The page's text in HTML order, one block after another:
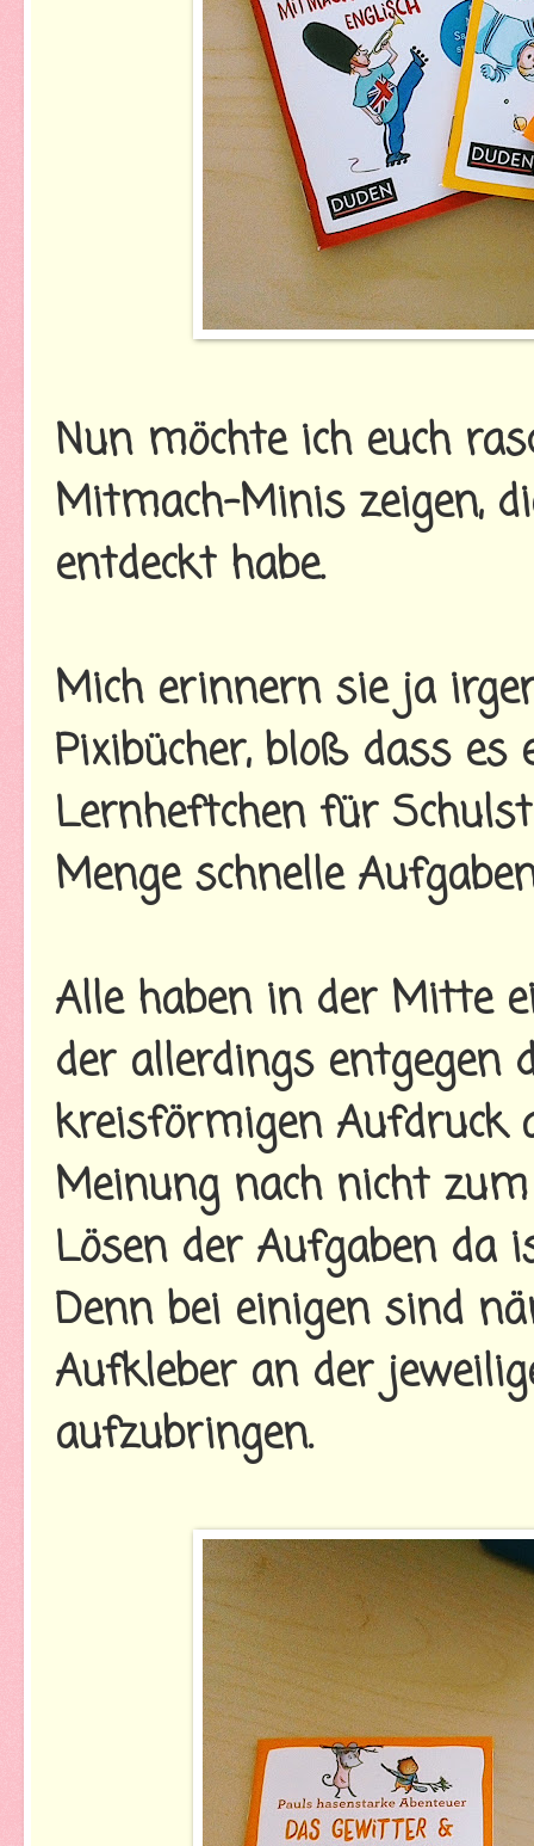
Nun möchte ich euch
Mitmach-Minis zeigen,
entdeckt habe.
Mich erinnern sie ja
Pixibücher, bloß dass
Lernheftchen für
Menge schnelle
Alle haben in der Mitte
der allerdings entgegen
kreisförmigen Aufdruck
Meinung nach nicht
Lösen der Aufgaben da
Denn bei einigen sind
Aufkleber an der
aufzubringen.